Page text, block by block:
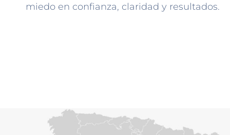
miedo en confianza, claridad y resultados.